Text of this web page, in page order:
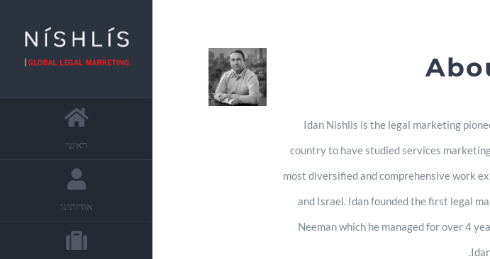
ראשי
אודותינו
Idan Nishlis is the legal marketing
country to have studied services
most diversified and comprehensive work
and Israel. Idan founded the first legal
Neeman which he managed for over 4